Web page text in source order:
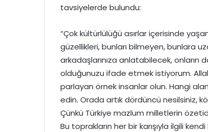
tavsiyelerde bulundu:
“Çok kültürlülüğü asırlar içerisinde
güzellikleri, bunları bilmeyen, bunlara
arkadaşlarınıza anlatabilecek,
olduğunuzu ifade etmek istiyorum.
parlayan örnek insanlar olun. Hangi
edin. Orada artık dördüncü nesilsiniz,
Çünkü Türkiye mazlum milletlerin
Bu toprakların her bir karışıyla ilgili